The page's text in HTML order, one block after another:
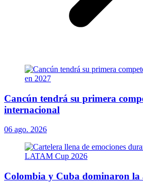
Cancún tendrá su primera
internacional
06 ago. 2026
Colombia y Cuba dominaron la